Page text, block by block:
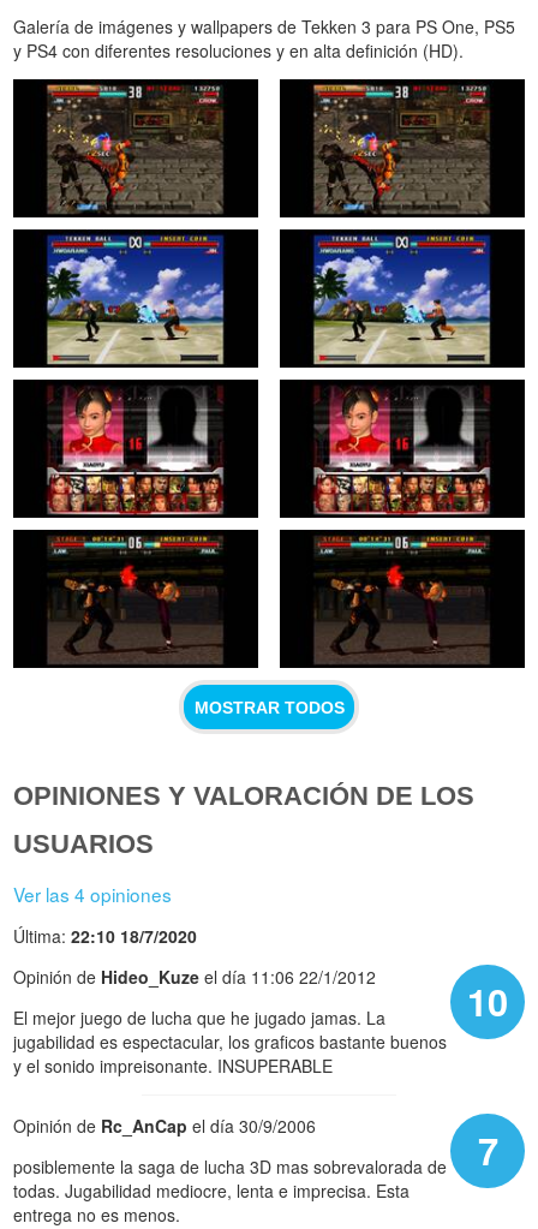
Galería de imágenes y wallpapers de Tekken 3 para PS One, PS5
y PS4 con diferentes resoluciones y en alta definición (HD).
MOSTRAR TODOS
OPINIONES Y VALORACIÓN DE LOS
USUARIOS
Ver las 4 opiniones
Última:22:10 18/7/2020
10
Opinión de Hideo_Kuze el día 11:06 22/1/2012
El mejor juego de lucha que he jugado jamas. La
jugabilidad es espectacular, los graficos bastante buenos
y el sonido impreisonante. INSUPERABLE
7
Opinión de Rc_AnCap el día 30/9/2006
posiblemente la saga de lucha 3D mas sobrevalorada de
todas. Jugabilidad mediocre, lenta e imprecisa. Esta
entrega no es menos.